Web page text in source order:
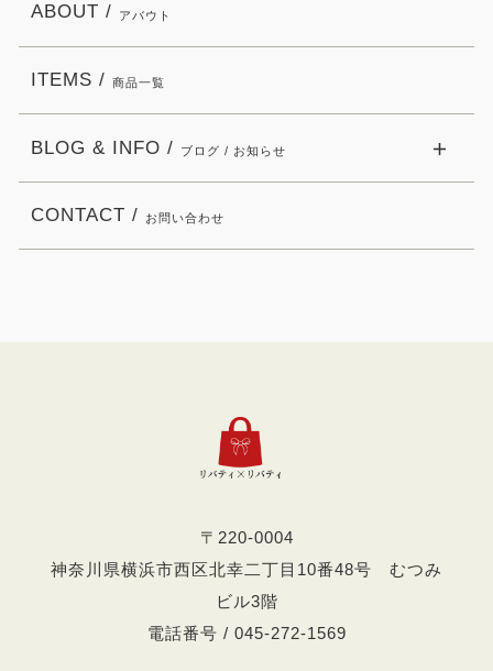
〒220-0004
神奈川県横浜市西区北幸二丁目10番48号 むつみ
ビル3階
電話番号 / 045-272-1569
ABOUT / アバウト
ITEMS / 商品一覧
BLOG & INFO / ブログ / お知らせ
CONTACT / お問い合わせ